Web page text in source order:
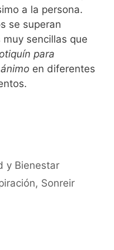
a la persona.
se superan
sencillas que
para
en diferentes
y Bienestar
, Sonreir